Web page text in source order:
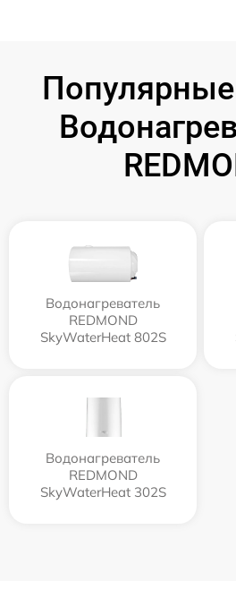
Водонагреватель
REDMOND
SkyWaterHeat 802S
Водонагреватель
REDMOND
SkyWaterHeat 302S